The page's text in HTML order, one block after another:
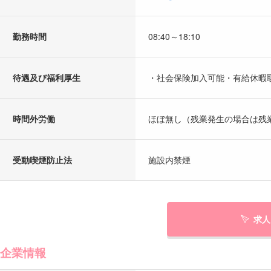
勤務時間 08:40～18:10
待遇及び福利厚生 ・社会保険加入可能・有給休
時間外労働 ほぼ無し（残業発生の場合は残
受動喫煙防止法 施設内禁煙
求
企業情報